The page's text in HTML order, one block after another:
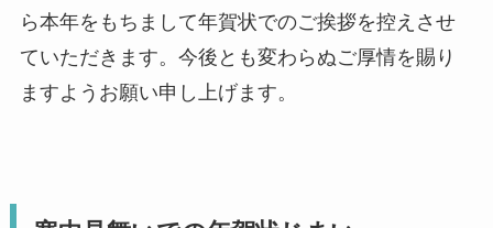
ら本年をもちまして年賀状でのご挨拶を控えさせ
ていただきます。今後とも変わらぬご厚情を賜り
ますようお願い申し上げます。